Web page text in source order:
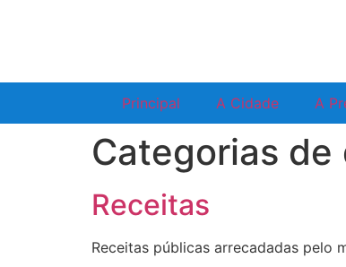
Principal A Cidade A
Categorias de
Receitas
Receitas públicas arrecadadas pelo